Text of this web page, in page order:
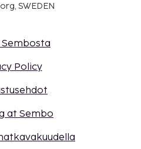
SWEDEN
Policy
at Sembo